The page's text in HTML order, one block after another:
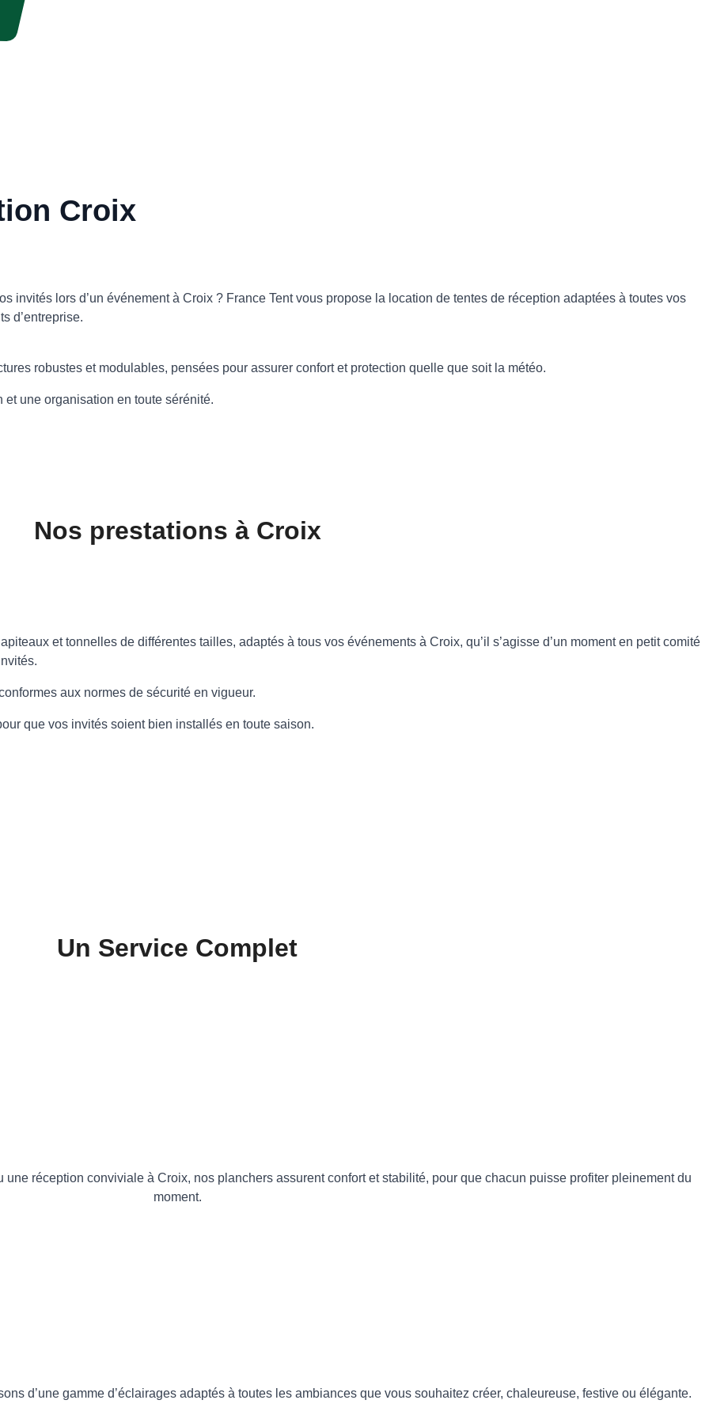
Croix
invités lors d’un événement à Croix ? France Tent vous propose la location de tentes de réception adaptées à toutes vos
d’entreprise.
robustes et modulables, pensées pour assurer confort et protection quelle que soit la météo.
une organisation en toute sérénité.
Nos prestations à Croix
et tonnelles de différentes tailles, adaptés à tous vos événements à Croix, qu’il s’agisse d’un moment en petit comité
aux normes de sécurité en vigueur.
que vos invités soient bien installés en toute saison.
Un Service Complet
réception conviviale à Croix, nos planchers assurent confort et stabilité, pour que chacun puisse profiter pleinement du
moment.
d’une gamme d’éclairages adaptés à toutes les ambiances que vous souhaitez créer, chaleureuse, festive ou élégante.